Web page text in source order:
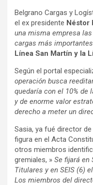
Belgrano Cargas y
el ex presidente Néstor
una misma empresa
cargas más
Línea San Martín y la
Según el portal
operación busca
quedaría con el 10% de
y de enorme valor
derecho a meter un
Sasia, ya fué director
figura en el Acta
otros miembros
gremiales, » Se fijará en
Titulares y en SEIS (6)
Los miembros del